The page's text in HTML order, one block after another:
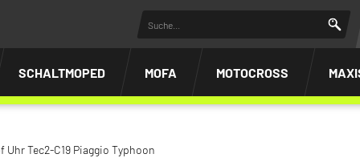
SCHALTMOPED MOFA MOTOCROSS
Uhr Tec2-C19 Piaggio Typhoon